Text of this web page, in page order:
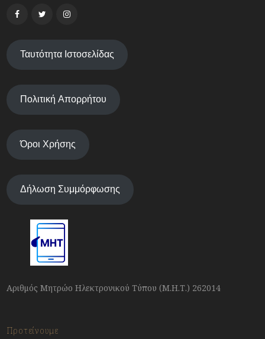
Ταυτότητα Ιστοσελίδας
Πολιτική Απορρήτου
Όροι Χρήσης
Δήλωση Συμμόρφωσης
Αριθμός Μητρώο Ηλεκτρονικού Τύπου (Μ.Η.Τ.) 262014
Προτείνουμε